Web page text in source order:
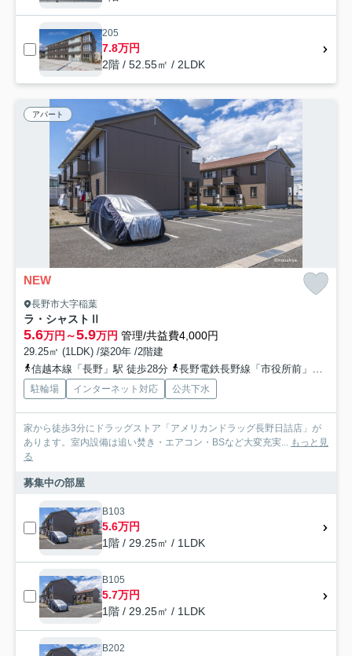
205
7.8万円
2階 / 52.55㎡ / 2LDK
アパート
NEW
長野市大字稲葉
ラ・シャストⅡ
5.6万円～5.9万円 管理/共益費4,000円
29.25㎡ (1LDK) /築20年 /2階建
信越本線「長野」駅 徒歩28分
長野電鉄長野線「市役所前」駅 徒歩30分
駐輪場 インターネット対応 公共下水
家から徒歩3分にドラッグストア「アメリカンドラッグ長野日詰店」が
あります。室内設備は追い焚き・エアコン・BSなど大変充実... もっと見
る
募集中の部屋
B103
5.6万円
1階 / 29.25㎡ / 1LDK
B105
5.7万円
1階 / 29.25㎡ / 1LDK
B202